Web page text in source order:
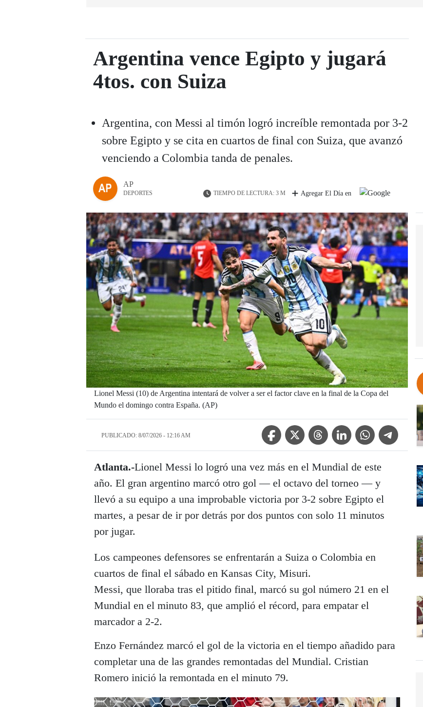
Argentina vence Egipto y jugará
4tos. con Suiza
Argentina, con Messi al timón logró increíble remontada por 3-2
sobre Egipto y se cita en cuartos de final con Suiza, que avanzó
venciendo a Colombia tanda de penales.
AP
DEPORTES TIEMPO DE LECTURA: 3 M Agregar El Día en
Lionel Messi (10) de Argentina intentará de volver a ser el factor clave en la final de la Copa del
Mundo el domingo contra España. (AP)
PUBLICADO: 8/07/2026 - 12:16 AM
Facebook IconTwitter IconThreads IconLinkedin IconWhatsApp IconTelegram Icon
Atlanta.-Lionel Messi lo logró una vez más en el Mundial de este
año. El gran argentino marcó otro gol — el octavo del torneo — y
llevó a su equipo a una improbable victoria por 3-2 sobre Egipto el
martes, a pesar de ir por detrás por dos puntos con solo 11 minutos
por jugar.
Los campeones defensores se enfrentarán a Suiza o Colombia en
cuartos de final el sábado en Kansas City, Misuri.
Messi, que lloraba tras el pitido final, marcó su gol número 21 en el
Mundial en el minuto 83, que amplió el récord, para empatar el
marcador a 2-2.
Enzo Fernández marcó el gol de la victoria en el tiempo añadido para
completar una de las grandes remontadas del Mundial. Cristian
Romero inició la remontada en el minuto 79.